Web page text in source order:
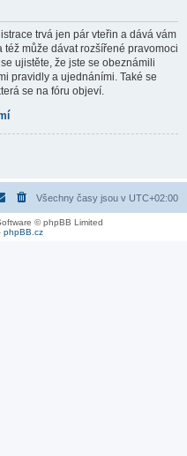
trvá jen pár vteřin a dává vám
též může dávat rozšířené pravomoci
ujistěte, že jste se obeznámili
pravidly a ujednáními. Také se
se na fóru objeví.
Všechny časy jsou v UTC+02:00
© phpBB Limited
phpBB.cz